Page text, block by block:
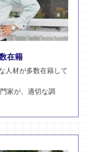
在籍
人材が多数在籍して
家が、適切な調